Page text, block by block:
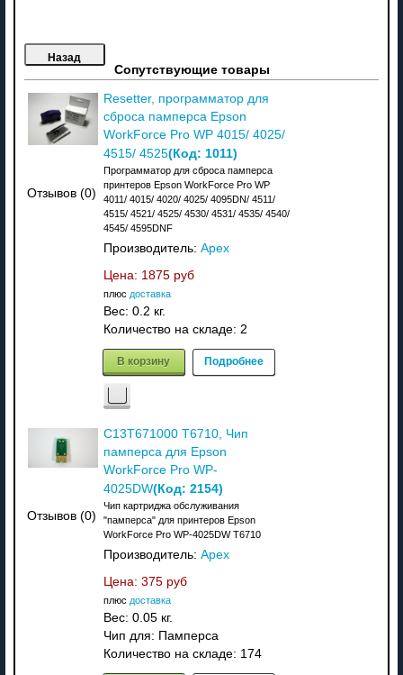
Сопутствующие товары
Отзывов (0)
Resetter, программатор для
сброса памперса Epson
WorkForce Pro WP 4015/ 4025/
4515/ 4525(Код: 1011)
Программатор для сброса памперса
принтеров Epson WorkForce Pro WP
4011/ 4015/ 4020/ 4025/ 4095DN/ 4511/
4515/ 4521/ 4525/ 4530/ 4531/ 4535/ 4540/
4545/ 4595DNF
Производитель: Apex
Цена: 1875 руб
плюс доставка
Вес: 0.2 кг.
Количество на складе: 2
В корзину Подробнее
Отзывов (0)
C13T671000 T6710, Чип
памперса для Epson
WorkForce Pro WP-
4025DW(Код: 2154)
Чип картриджа обслуживания
"памперса" для принтеров Epson
WorkForce Pro WP-4025DW T6710
Производитель: Apex
Цена: 375 руб
плюс доставка
Вес: 0.05 кг.
Чип для: Памперса
Количество на складе: 174